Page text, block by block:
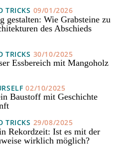
TRICKS 09/01/2026
gestalten: Wie Grabsteine zu
des Abschieds
TRICKS 30/10/2025
Essbereich mit Mangoholz
02/10/2025
Baustoff mit Geschichte
TRICKS 29/08/2025
Rekordzeit: Ist es mit der
wirklich möglich?